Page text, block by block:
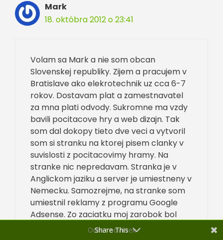
Mark
18. októbra 2012 o 23:41
Volam sa Mark a nie som obcan
Slovenskej republiky. Zijem a pracujem v
Bratislave ako elekrotechnik uz cca 6-7
rokov. Dostavam plat a zamestnavatel
za mna plati odvody. Sukromne ma vzdy
bavili pocitacove hry a web dizajn. Tak
som dal dokopy tieto dve veci a vytvoril
som si stranku na ktorej pisem clanky v
suvislosti z pocitacovimy hramy. Na
stranke nic nepredavam. Stranka je v
Anglickom jaziku a server je umiestneny v
Nemecku. Samozrejme, na stranke som
umiestnil reklamy z programu Google
Adsense. Zo zaciatku moj zarobok bol
zopar centov mesacne co ma vobec
Share This
Odber noviniek